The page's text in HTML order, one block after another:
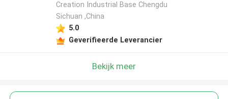
Creation Industrial Base Chengdu
Sichuan ,China
5.0
Geverifieerde Leverancier
Bekijk meer